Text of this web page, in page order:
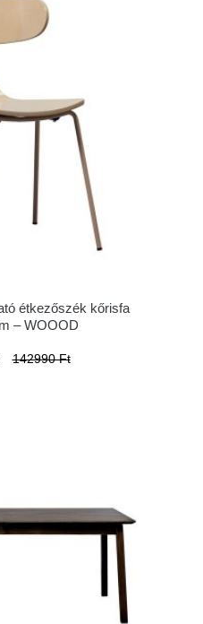
étkezőszék kőrisfa
– WOOOD
142990 Ft